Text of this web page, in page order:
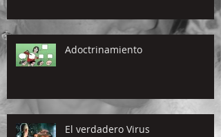
Adoctrinamiento
El verdadero Virus